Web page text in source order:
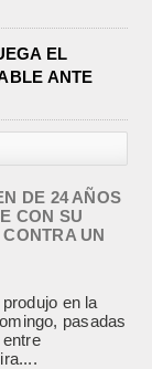
EL
ANTE
DE 24 AÑOS
CON SU
UN
en la
pasadas